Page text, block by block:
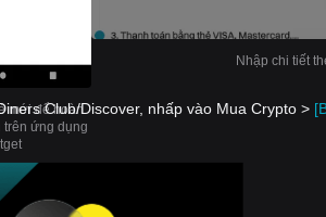
mới để hoàn
trên ứng dụng
Nhập chi tiết
Club/Discover, nhấp vào Mua Crypto >